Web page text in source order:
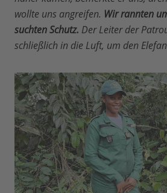
wollte uns angreifen. Wir rannten
suchten Schutz. Der Leiter der
schließlich in die Luft, um den